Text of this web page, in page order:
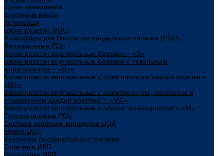
Шины заземления
Щеточные вводы
Колокейшн
Блоки розеток (PDU)
Аксессуары для блоков распределения питания (PDU)
Вертикальные PDU
Блоки розеток вертикальные базовые – «В»
Блоки розеток вертикальные базовый с локальным
мониторингом – «В+»
Блоки розеток вертикальные с мониторингом каждой розетки –
«М+»
Блоки розеток вертикальные с мониторингом, контролем и
управлением каждой розеткой – «МС»
Блоки розеток вертикальные с общим мониторингом – «М»
Горизонтальные PDU
Система изоляции коридоров ЦОД
Микро ЦОД
Источники бесперебойного питания
Стоечные ИБП